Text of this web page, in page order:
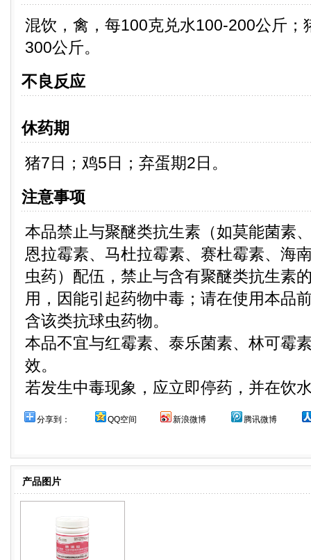
混饮，禽，每100克兑水100-200公斤；
300公斤。
不良反应
休药期
猪7日；鸡5日；弃蛋期2日。
注意事项
本品禁止与聚醚类抗生素（如莫能菌素
恩拉霉素、马杜拉霉素、赛杜霉素、海
虫药）配伍，禁止与含有聚醚类抗生素
用，因能引起药物中毒；请在使用本品
含该类抗球虫药物。
本品不宜与红霉素、泰乐菌素、林可霉
效。
若发生中毒现象，应立即停药，并在饮
分享到： QQ空间 新浪微博 腾讯微博
产品图片